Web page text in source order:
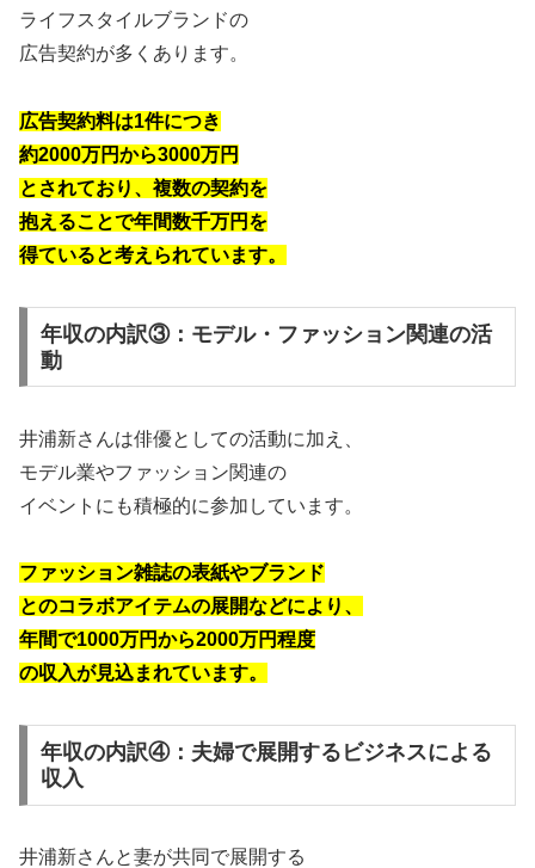
ライフスタイルブランドの
広告契約が多くあります。
広告契約料は1件につき
約2000万円から3000万円
とされており、複数の契約を
抱えることで年間数千万円を
得ていると考えられています。
年収の内訳③：モデル・ファッション関連の活
動
井浦新さんは俳優としての活動に加え、
モデル業やファッション関連の
イベントにも積極的に参加しています。
ファッション雑誌の表紙やブランド
とのコラボアイテムの展開などにより、
年間で1000万円から2000万円程度
の収入が見込まれています。
年収の内訳④：夫婦で展開するビジネスによる
収入
井浦新さんと妻が共同で展開する